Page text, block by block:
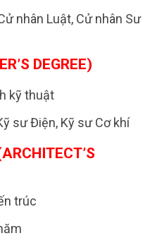
nhân Luật, Cử nhân Sư
DEGREE)
kỹ thuật
sư Điện, Kỹ sư Cơ khí
trúc